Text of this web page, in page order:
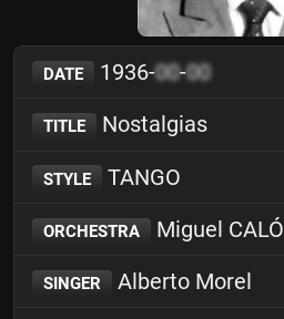
DATE 1936-00-00
TITLE Nostalgias
STYLE TANGO
ORCHESTRA Miguel CALÓ
SINGER Alberto Morel